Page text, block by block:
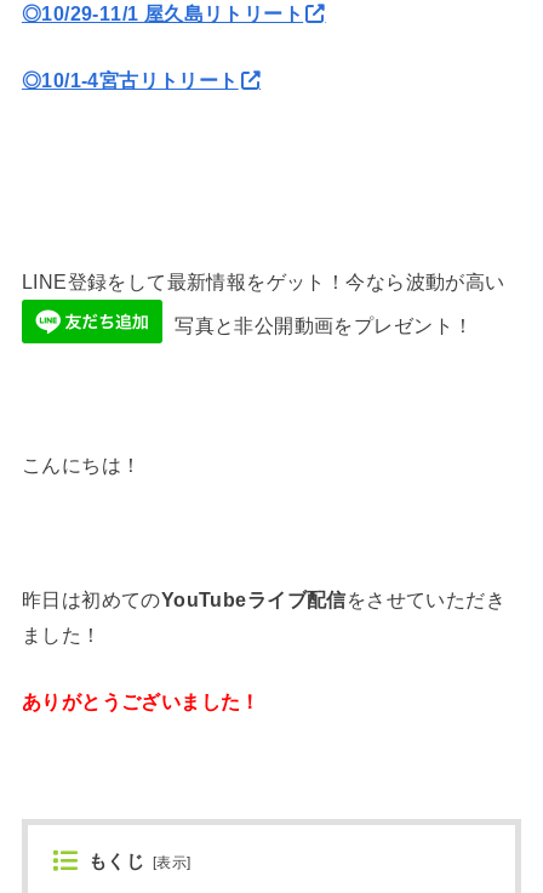
◎10/29-11/1 屋久島リトリート
◎10/1-4宮古リトリート
LINE登録をして最新情報をゲット！今なら波動が高い
写真と非公開動画をプレゼント！
こんにちは！
昨日は初めてのYouTubeライブ配信をさせていただき
ました！
ありがとうございました！
もくじ [表示]